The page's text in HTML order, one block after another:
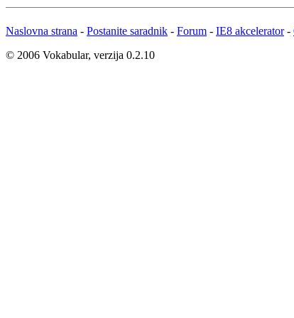
Naslovna strana - Postanite saradnik - Forum - IE8 akcelerator-
© 2006 Vokabular, verzija 0.2.10